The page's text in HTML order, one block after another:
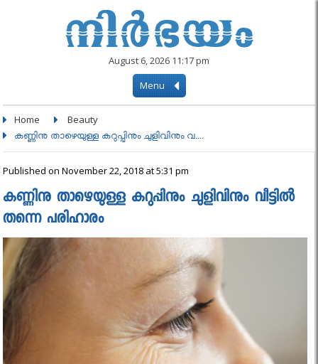
August 6, 2026 11:17 pm
Menu
Home Beauty
കണ്ണിനു താഴെയുള്ള കറുപ്പിനും ചുളിവിനും വ....
Published on November 22, 2018 at 5:31 pm
കണ്ണിനു താഴെയുള്ള കറുപ്പിനും ചുളിവിനും വീട്ടിൽ
തന്നെ പരിഹാരം